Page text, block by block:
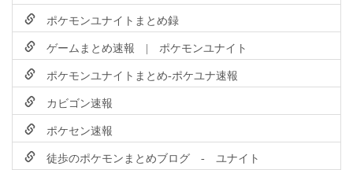
ポケモンユナイトまとめ録
ゲームまとめ速報 | ポケモンユナイト
ポケモンユナイトまとめ-ポケユナ速報
カビゴン速報
ポケセン速報
徒歩のポケモンまとめブログ - ユナイト